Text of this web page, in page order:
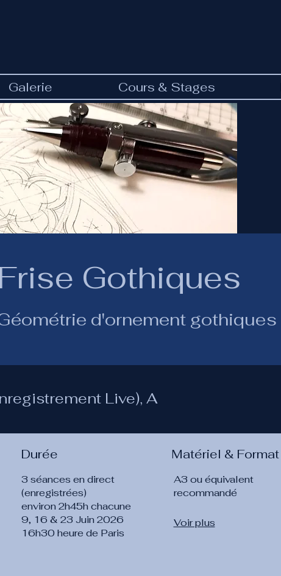
Galerie Cours & Stages
Frise Gothiques
d'ornement gothiques
Live), A
Durée
3 séances en direct
(enregistrées)
environ 2h45h chacune
9, 16 & 23 Juin 2026
16h30 heure de Paris
Matériel & Format
A3 ou équivalent
recommandé
Voir plus